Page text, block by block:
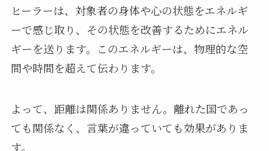
ヒーラーは、対象者の身体や心の状態をエネルギ
ーで感じ取り、その状態を改善するためにエネル
ギーを送ります。このエネルギーは、物理的な空
間や時間を超えて伝わります。
よって、距離は関係ありません。離れた国であっ
ても関係なく、言葉が違っていても効果がありま
す。